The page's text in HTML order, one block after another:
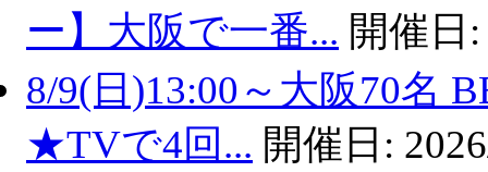
ー】大阪で一番... 開催日
8/9(日)13:00～大阪70名
★TVで4回... 開催日: